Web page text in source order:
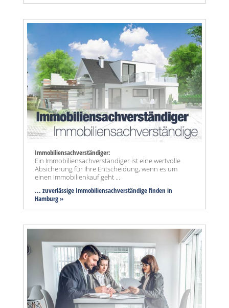
Immobiliensachverständiger:
Ein Immobiliensachverständiger ist eine wertvolle
Absicherung für Ihre Entscheidung, wenn es um
einen Immobilienkauf geht ...
... zuverlässige Immobiliensachverständige finden in
Hamburg »